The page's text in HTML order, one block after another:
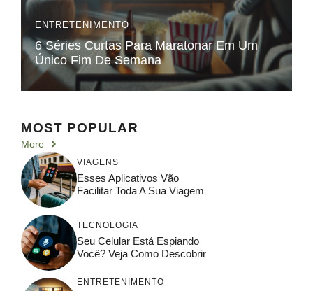
ENTRETENIMENTO
6 Séries Curtas Para Maratonar Em Um
Único Fim De Semana
MOST POPULAR
More
VIAGENS
Esses Aplicativos Vão
Facilitar Toda A Sua Viagem
TECNOLOGIA
Seu Celular Está Espiando
Você? Veja Como Descobrir
ENTRETENIMENTO